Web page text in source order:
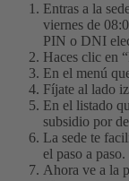
Entras a la
viernes de
PIN o DNI
Haces clic en
En el menú
Fíjate al lado
En el listado
subsidio por
La sede te
el paso a paso.
Ahora ve a la